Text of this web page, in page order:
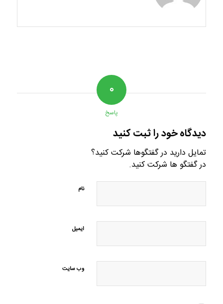
۰
پاسخ
دیدگاه خود را ثبت کنید
تمایل دارید در گفتگوها شرکت کنید؟
در گفتگو ها شرکت کنید.
نام
ایمیل
وب‌ سایت